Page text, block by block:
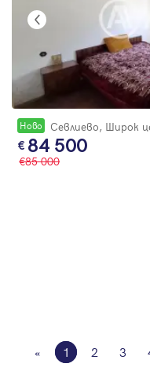
Новo Севлиево, Широк
84 500
85 000
« 1 2 3